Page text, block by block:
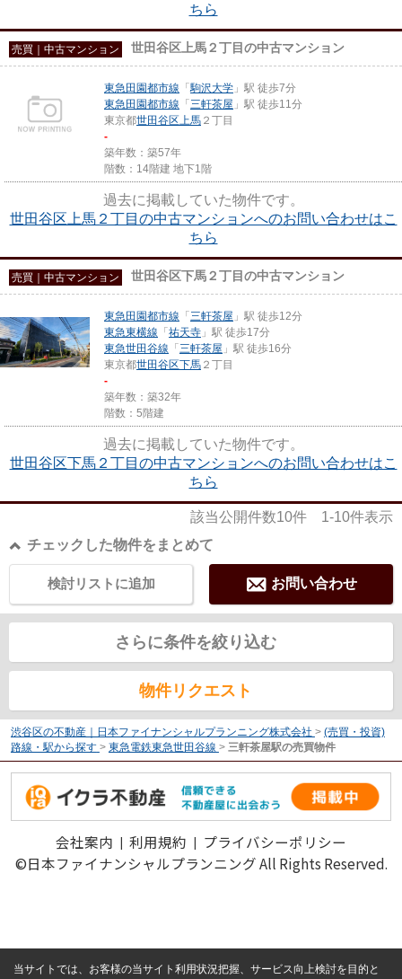
ちら
売買｜中古マンション 世田谷区上馬２丁目の中古マンション
東急田園都市線 「駒沢大学 」駅 徒歩7分
東急田園都市線 「三軒茶屋 」駅 徒歩11分
東京都世田谷区 上馬 ２丁目
-
築年数：築57年
階数：14階建 地下1階
過去に掲載していた物件です。
世田谷区上馬２丁目の中古マンションへのお問い合わせはこ
ちら
売買｜中古マンション 世田谷区下馬２丁目の中古マンション
東急田園都市線 「三軒茶屋 」駅 徒歩12分
東急東横線 「祐天寺 」駅 徒歩17分
東急世田谷線 「三軒茶屋 」駅 徒歩16分
東京都世田谷区下馬 ２丁目
-
築年数：築32年
階数：5階建
過去に掲載していた物件です。
世田谷区下馬２丁目の中古マンションへのお問い合わせはこ
ちら
該当公開件数10件 1-10件表示
チェックした物件をまとめて
お問い合わせ
検討リストに追加
さらに条件を絞り込む
物件リクエスト
渋谷区の不動産｜日本ファイナンシャルプランニング株式会社 > (売買・投資)
路線・駅から探す > 東急電鉄東急世田谷線 > 三軒茶屋駅の売買物件
会社案内 利用規約
プライバシーポリシー
©日本ファイナンシャルプランニング All Rights Reserved.
当サイトでは、お客様の当サイト利用状況把握、サービス向上検討を目的と